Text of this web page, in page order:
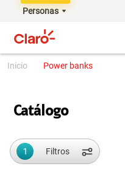
Personas
power banks
Catálogo
1 Filtros